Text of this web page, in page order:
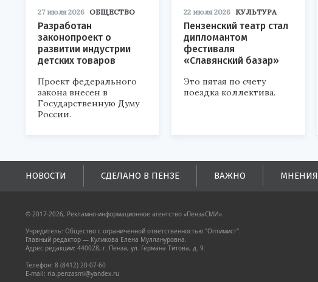
27 июля 2026 ОБЩЕСТВО
Разработан
законопроект о
развитии индустрии
детских товаров
Проект федерального
закона внесен в
Государственную Думу
России.
22 июля 2026 КУЛЬТУРА
Пензенский театр стал
дипломантом
фестиваля
«Славянский базар»
Это пятая по счету
поездка коллектива.
НОВОСТИ СДЕЛАНО В ПЕНЗЕ ВАЖНО МНЕНИЯ
© 2017-2026, Рекламно-информационное агентство «ПензаСМИ».
Учредитель: Общество с ограниченной ответственностью "Оптимист".
Главный редактор — Куликова Елена Муллануровна.
Адрес редакции: 440028, г. Пенза, ул. Германа Титова, д. 9.
Телефон: 8 (8412) 20-07-60
E-mail: ria.penzasmi@yandex.ru